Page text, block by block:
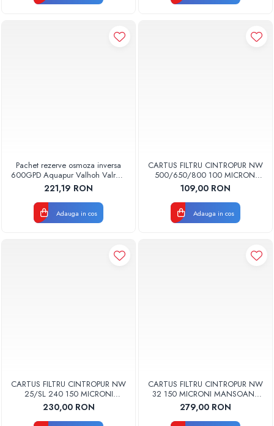
Pachet rezerve osmoza inversa
600GPD Aquapur Valhoh Valrom
recomandat pentru 6 luni fara
membrana
221,19 RON
Adauga in cos
CARTUS FILTRU CINTROPUR NW
500/650/800 100 MICRONI
MANSOANE FILTRARE SET 5BUC
109,00 RON
Adauga in cos
CARTUS FILTRU CINTROPUR NW
25/SL 240 150 MICRONI
MANSOANE FILTRARE SET 5BUC
230,00 RON
CARTUS FILTRU CINTROPUR NW
32 150 MICRONI MANSOANE
FILTRARE SET 5BUC
279,00 RON